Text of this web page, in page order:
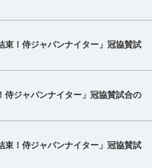
束！侍ジャパンナイター」冠協賛試
侍ジャパンナイター」冠協賛試合の
束！侍ジャパンナイター」冠協賛試